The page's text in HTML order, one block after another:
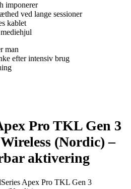
imponerer
ved lange sessioner
kablet
man
efter intensiv brug
Pro TKL Gen 3
(Nordic) –
aktivering